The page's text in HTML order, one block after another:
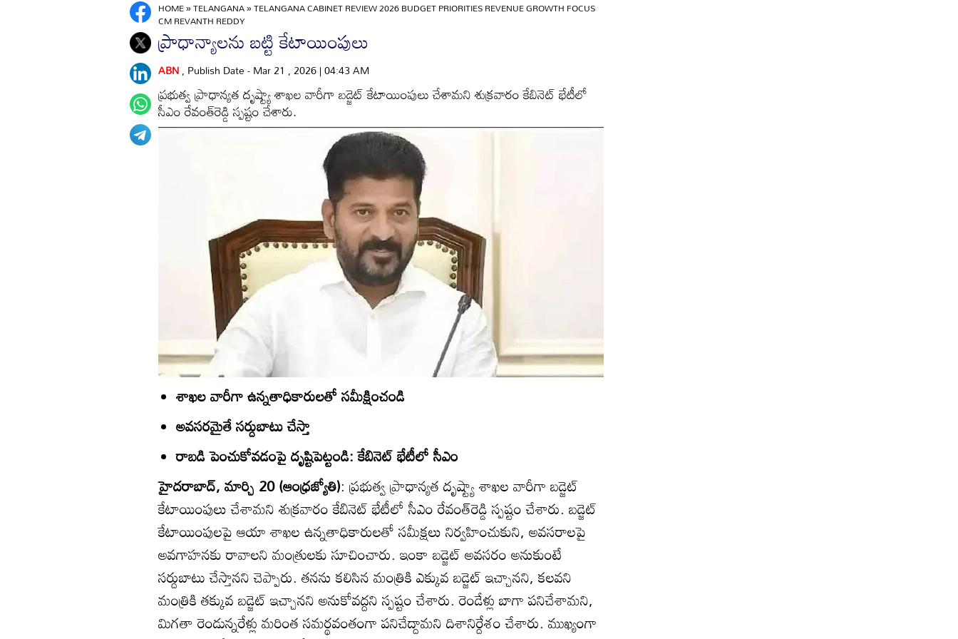
HOME»TELANGANA»TELANGANA CABINET REVIEW 2026 BUDGET PRIORITIES REVENUE GROWTH FOCUS
CM REVANTH REDDY
ప్రాధాన్యాలను బట్టి కేటాయింపులు
ABN, Publish Date - Mar 21 , 2026 | 04:43 AM
ప్రభుత్వ ప్రాధాన్యత దృష్ట్యా శాఖల వారీగా బడ్జెట్‌ కేటాయింపులు చేశామని శుక్రవారం కేబినెట్‌ భేటీలో
సీఎం రేవంత్‌రెడ్డి స్పష్టం చేశారు.
శాఖల వారీగా ఉన్నతాధికారులతో సమీక్షించండి
అవసరమైతే సర్దుబాటు చేస్తా
రాబడి పెంచుకోవడంపై దృష్టిపెట్టండి: కేబినెట్‌ భేటీలో సీఎం
హైదరాబాద్‌, మార్చి 20 (ఆంధ్రజ్యోతి): ప్రభుత్వ ప్రాధాన్యత దృష్ట్యా శాఖల వారీగా బడ్జెట్‌
కేటాయింపులు చేశామని శుక్రవారం కేబినెట్‌ భేటీలో సీఎం రేవంత్‌రెడ్డి స్పష్టం చేశారు. బడ్జెట్‌
కేటాయింపులపై ఆయా శాఖల ఉన్నతాధికారులతో సమీక్షలు నిర్వహించుకుని, అవసరాలపై
అవగాహనకు రావాలని మంత్రులకు సూచించారు. ఇంకా బడ్జెట్‌ అవసరం అనుకుంటే
సర్దుబాటు చేస్తానని చెప్పారు. తనను కలిసిన మంత్రికి ఎక్కువ బడ్జెట్‌ ఇచ్చానని, కలవని
మంత్రికి తక్కువ బడ్జెట్‌ ఇచ్చానని అనుకోవద్దని స్పష్టం చేశారు. రెండేళ్లు బాగా పనిచేశామని,
మిగతా రెండున్నరేళ్లు మరింత సమర్థవంతంగా పనిచేద్దామని దిశానిర్దేశం చేశారు. ముఖ్యంగా